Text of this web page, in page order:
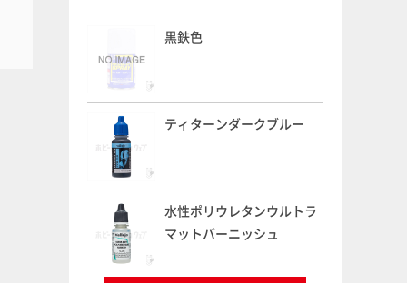
黒鉄色
ティターンダークブルー
水性ポリウレタンウルトラ
マットバーニッシュ